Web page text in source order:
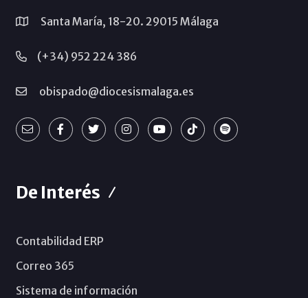
Santa María, 18-20. 29015 Málaga
(+34) 952 224 386
obispado@diocesismalaga.es
De Interés
Contabilidad ERP
Correo 365
Sistema de información